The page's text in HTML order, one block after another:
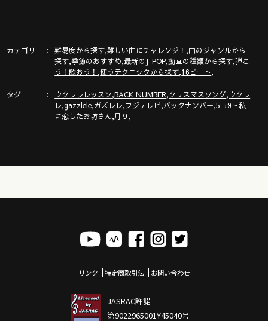
カテゴリ 難易度から探す,難しい曲にチャレンジ！ ,曲のジャンルから
探す,季節のおすすめ,最新のJ-POP,動画の種類から探す,弾こ
う！歌おう！ ,使うテクニックから探す,16ビート,
タグ ウクレレレッスン,BACK NUMBER,クリスマスソング,ウクレ
レ,gazzlele,ガズレレ,フジテレビ,バックナンバー,5→9～私
に恋したお坊さん,月９ ,
リンク 特定商取引法 お問い合わせ
JASRAC許諾
第9022965001Y45040号